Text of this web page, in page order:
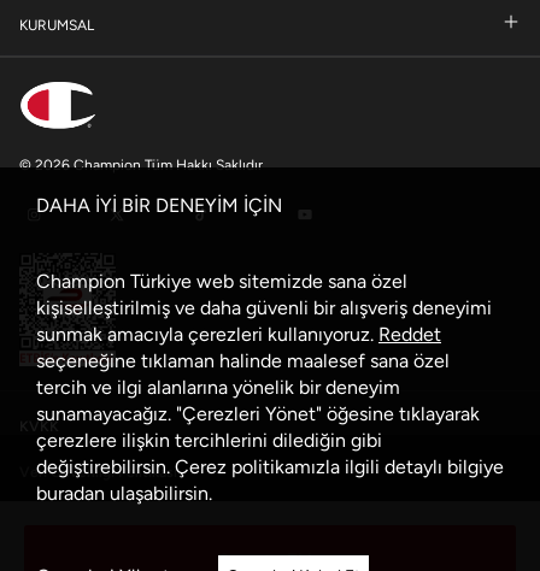
Sepete Ekle
KURUMSAL
© 2026 Champion Tüm Hakkı Saklıdır
KVKK
Veri Güvenliği Politikası
DAHA İYİ BİR DENEYİM İÇİN
Champion Türkiye web sitemizde sana özel
kişiselleştirilmiş ve daha güvenli bir alışveriş deneyimi
sunmak amacıyla çerezleri kullanıyoruz. Reddet
seçeneğine tıklaman halinde maalesef sana özel
tercih ve ilgi alanlarına yönelik bir deneyim
sunamayacağız. "Çerezleri Yönet" öğesine tıklayarak
çerezlere ilişkin tercihlerini dilediğin gibi
değiştirebilirsin. Çerez politikamızla ilgili detaylı bilgiye
buradan ulaşabilirsin.